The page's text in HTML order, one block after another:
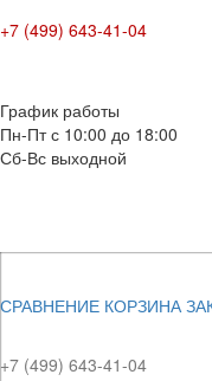
+7 (499) 643-41-04
График работы
Пн-Пт с 10:00 до 18:00
Сб-Вс выходной
СРАВНЕНИЕ КОРЗИНА
+7 (499) 643-41-04